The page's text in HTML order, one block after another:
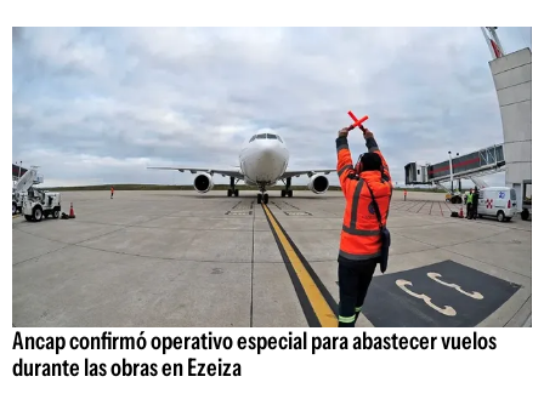
Ancap confirmó operativo especial para abastecer vuelos
durante las obras en Ezeiza